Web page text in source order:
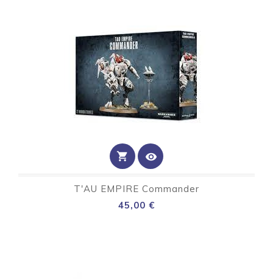
shopping_cart visibility
T'AU EMPIRE Commander
45,00 €